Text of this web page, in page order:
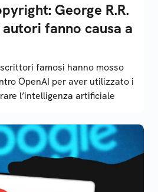
George R.R.
fanno causa a
famosi hanno mosso
OpenAI per aver utilizzato i
l’intelligenza artificiale